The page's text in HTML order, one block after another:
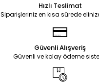
Hızlı Teslimat
Siparişleriniz en kısa sürede
Güvenli Alışveriş
Güvenli ve kolay ödeme